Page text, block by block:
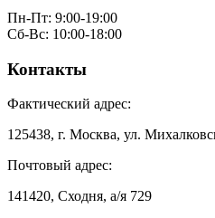
Пн-Пт: 9:00-19:00
Сб-Вс: 10:00-18:00
Контакты
Фактический адрес:
125438, г. Москва, ул.
Почтовый адрес:
141420, Сходня, а/я 729